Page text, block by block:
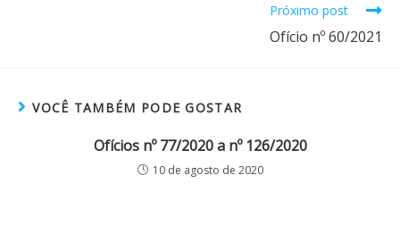
Próximo post
Ofício nº 60/2021
VOCÊ TAMBÉM PODE GOSTAR
Ofícios nº 77/2020 a nº 126/2020
10 de agosto de 2020